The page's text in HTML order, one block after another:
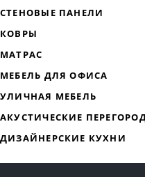
ДИЗАЙНЕРСКАЯ МЕБЕЛЬ
МЯГКАЯ МЕБЕЛЬ